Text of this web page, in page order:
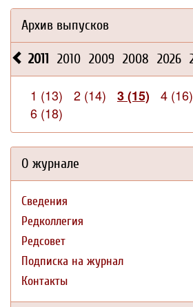
Архив выпусков
2011 2010 2009 2008 2026
1 (13) 2 (14) 3 (15) 4 (16)
6 (18)
О журнале
Сведения
Редколлегия
Редсовет
Подписка на журнал
Контакты